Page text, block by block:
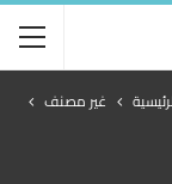
غير مصنف